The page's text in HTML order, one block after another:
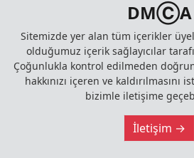
DMⒸA
Sitemizde yer alan tüm içerikler
olduğumuz içerik sağlayıcılar
Çoğunlukla kontrol edilmeden
hakkınızı içeren ve
bizimle iletişime
İletişim →